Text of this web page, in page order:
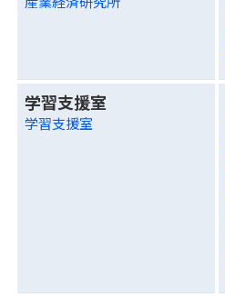
学習支援室
学習支援室